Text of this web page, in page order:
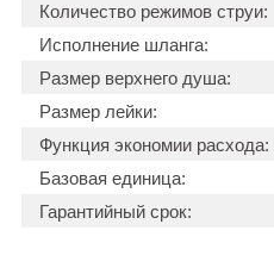
Количество режимов струи:
Исполнение шланга:
Размер верхнего душа:
Размер лейки:
Функция экономии расхода:
Базовая единица:
Гарантийный срок: